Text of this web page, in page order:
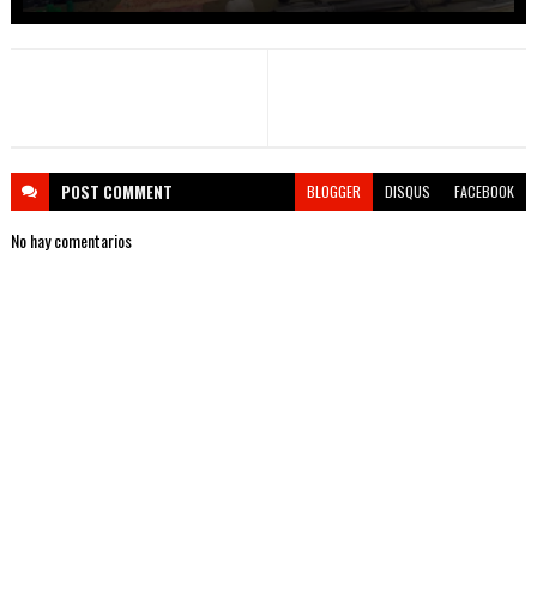
POST COMMENT BLOGGER DISQUS FACEBOOK
No hay comentarios